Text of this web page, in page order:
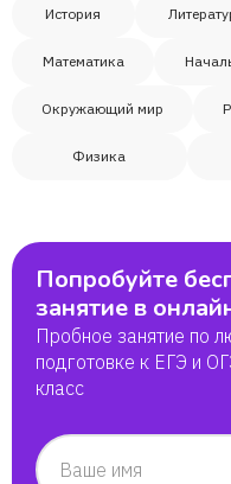
История
Математика
Окружающий мир
Физика
Попробуйте
занятие в
Пробное занятие по
подготовке к ЕГЭ и
класс
Ваше имя